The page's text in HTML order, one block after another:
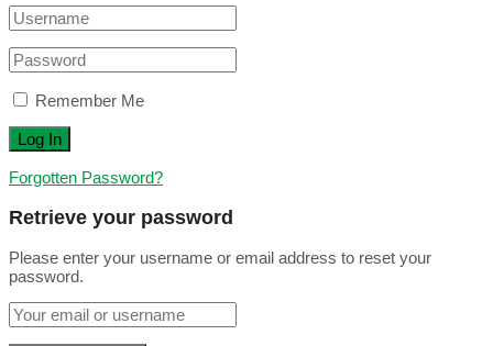
Remember Me
Forgotten Password?
Retrieve your password
Please enter your username or email address to reset your
password.